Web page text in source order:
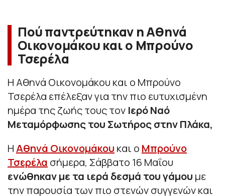
Πού παντρεύτηκαν η Αθηνά
Οικονομάκου και ο Μπρούνο
Τσερέλα
Η Αθηνά Οικονομάκου και ο Μπρούνο
Τσερέλα επέλεξαν για την πιο ευτυχισμένη
ημέρα της ζωής τους τον Ιερό Ναό
Μεταμόρφωσης του Σωτήρος στην Πλάκα,
ΗΑθηνά Οικονομάκου και ο Μπρούνο
Τσερέλα σήμερα, Σάββατο 16 Μαΐου
ενώθηκαν με τα ιερά δεσμά του γάμου με
την παρουσία των πιο στενών συγγενών και